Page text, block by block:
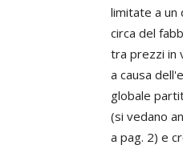
limitate a un
circa del
tra prezzi in
a causa
globale
(si vedano
a pag. 2) e